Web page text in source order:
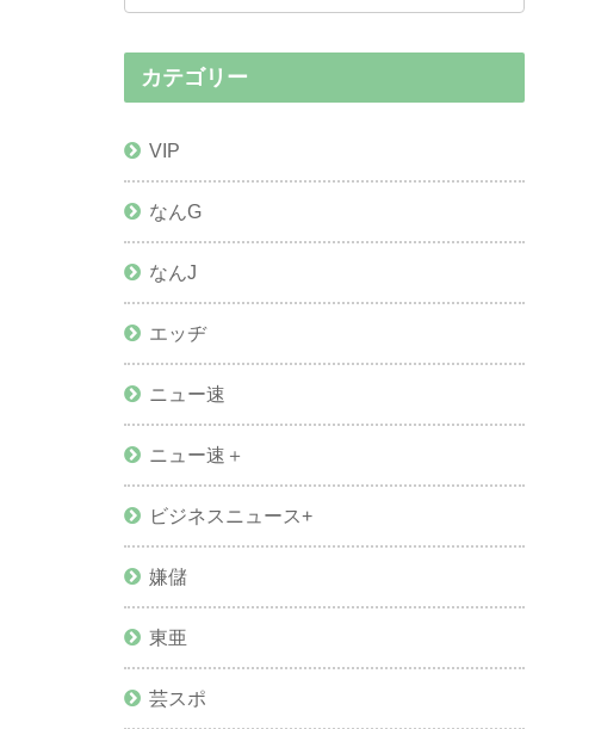
カテゴリー
VIP
なんG
なんJ
エッヂ
ニュー速
ニュー速＋
ビジネスニュース+
嫌儲
東亜
芸スポ